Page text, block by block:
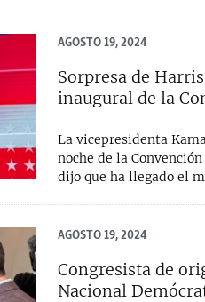
AGOSTO 19, 2024
Sorpresa de
inaugural de la
La vicepresidenta
noche de la
dijo que ha llegado el
AGOSTO 19, 2024
Congresista de
Nacional